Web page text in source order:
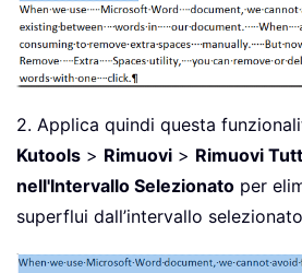
2. Applica quindi questa
Kutools > Rimuovi > Rimuovi
nell'Intervallo Selezionato per
superflui dall’intervallo